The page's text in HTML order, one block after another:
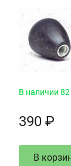
В наличии
390 ₽
В